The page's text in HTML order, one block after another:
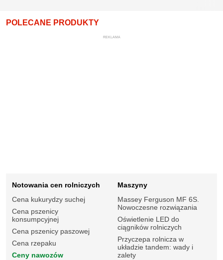
POLECANE PRODUKTY
REKLAMA
Notowania cen rolniczych
Cena kukurydzy suchej
Cena pszenicy
konsumpcyjnej
Cena pszenicy paszowej
Cena rzepaku
Ceny nawozów
Maszyny
Massey Ferguson MF 6S.
Nowoczesne rozwiązania
Oświetlenie LED do
ciągników rolniczych
Przyczepa rolnicza w
układzie tandem: wady i
zalety